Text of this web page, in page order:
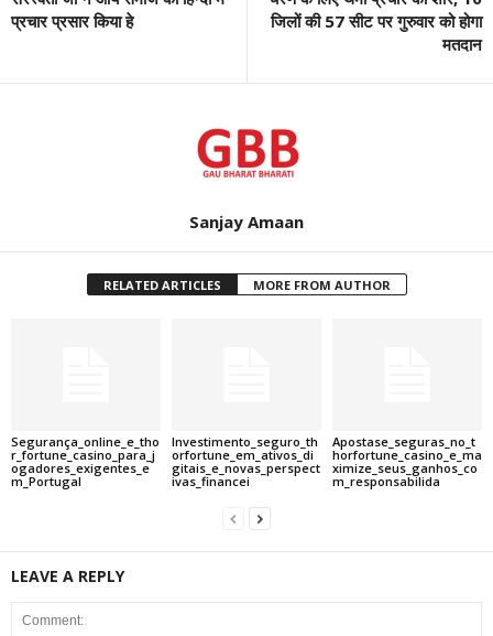
प्रचार प्रसार किया हे
जिलों की 57 सीट पर गुरुवार को होगा
मतदान
Sanjay Amaan
RELATED ARTICLES MORE FROM AUTHOR
Segurança_online_e_tho
r_fortune_casino_para_j
ogadores_exigentes_e
m_Portugal
Investimento_seguro_th
orfortune_em_ativos_di
gitais_e_novas_perspect
ivas_financei
Apostase_seguras_no_t
horfortune_casino_e_ma
ximize_seus_ganhos_co
m_responsabilida
LEAVE A REPLY